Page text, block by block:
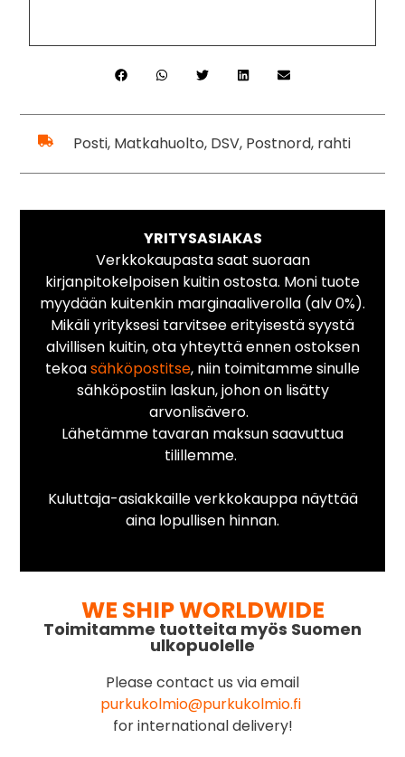
Posti, Matkahuolto, DSV, Postnord, rahti
YRITYSASIAKAS
Verkkokaupasta saat suoraan
kirjanpitokelpoisen kuitin ostosta. Moni tuote
myydään kuitenkin marginaaliverolla (alv 0%).
Mikäli yrityksesi tarvitsee erityisestä syystä
alvillisen kuitin, ota yhteyttä ennen ostoksen
tekoasähköpostitse, niin toimitamme sinulle
sähköpostiin laskun, johon on lisätty
arvonlisävero.
Lähetämme tavaran maksun saavuttua
tilillemme.
Kuluttaja-asiakkaille verkkokauppa näyttää
aina lopullisen hinnan.
WE SHIP WORLDWIDE
Toimitamme tuotteita myös Suomen
ulkopuolelle
Please contact us via email
purkukolmio@purkukolmio.fi
for international delivery!